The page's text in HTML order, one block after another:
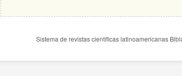
Sistema de revistas científicas latinoamericanas